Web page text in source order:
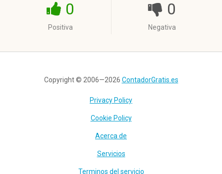
0
Positiva
0
Negativa
Copyright © 2006—2026 ContadorGratis.es
Privacy Policy
Cookie Policy
Acerca de
Servicios
Terminos del servicio